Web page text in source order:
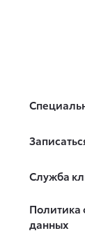
Служба
Политика
данных